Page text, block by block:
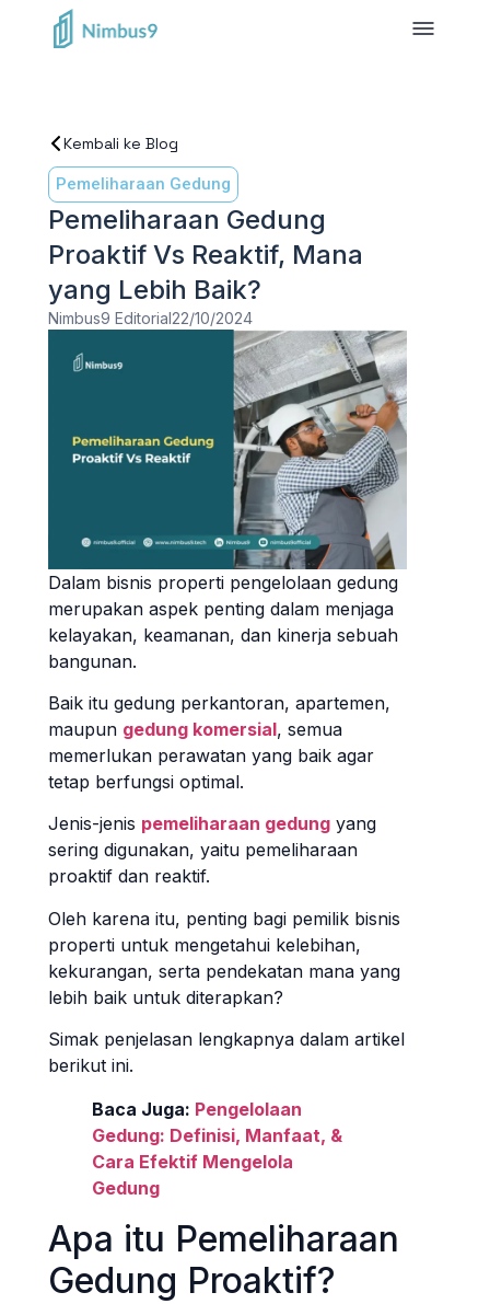
Kembali ke Blog
Pemeliharaan Gedung
Pemeliharaan Gedung
Proaktif Vs Reaktif, Mana
yang Lebih Baik?
Nimbus9 Editorial22/10/2024
Dalam bisnis properti pengelolaan gedung
merupakan aspek penting dalam menjaga
kelayakan, keamanan, dan kinerja sebuah
bangunan.
Baik itu gedung perkantoran, apartemen,
maupun gedung komersial, semua
memerlukan perawatan yang baik agar
tetap berfungsi optimal.
Jenis-jenis pemeliharaan gedung yang
sering digunakan, yaitu pemeliharaan
proaktif dan reaktif.
Oleh karena itu, penting bagi pemilik bisnis
properti untuk mengetahui kelebihan,
kekurangan, serta pendekatan mana yang
lebih baik untuk diterapkan?
Simak penjelasan lengkapnya dalam artikel
berikut ini.
Baca Juga: Pengelolaan
Gedung: Definisi, Manfaat, &
Cara Efektif Mengelola
Gedung
Apa itu Pemeliharaan
Gedung Proaktif?